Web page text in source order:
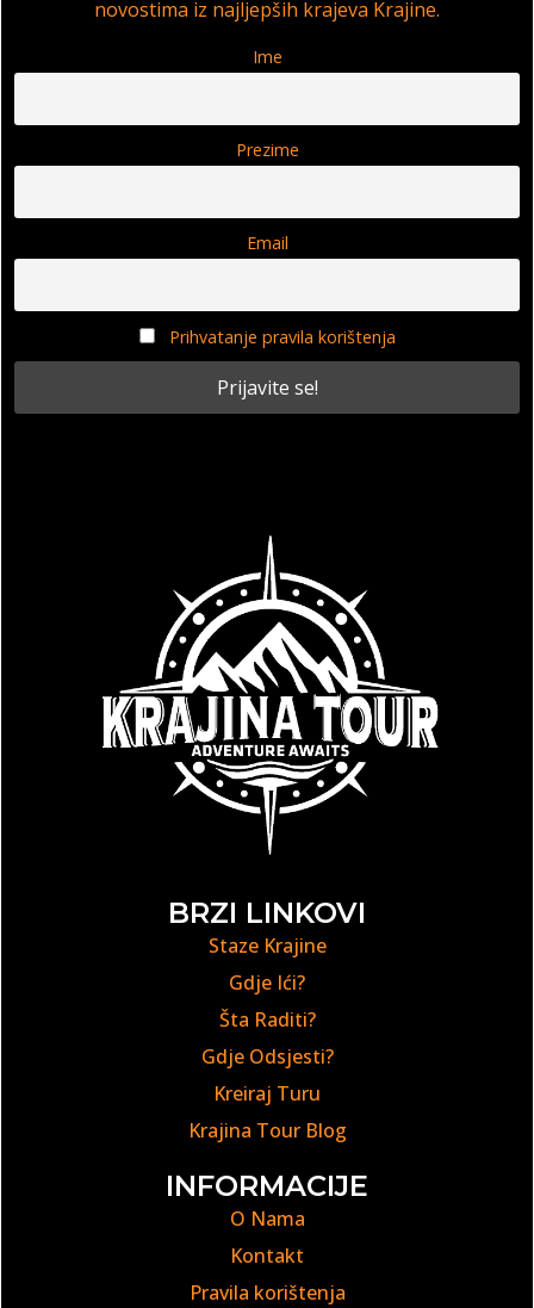
novostima iz najljepših krajeva Krajine.
Ime
Prezime
Email
Prihvatanje pravila korištenja
BRZI LINKOVI
Staze Krajine
Gdje Ići?
Šta Raditi?
Gdje Odsjesti?
Kreiraj Turu
Krajina Tour Blog
INFORMACIJE
O Nama
Kontakt
Pravila korištenja